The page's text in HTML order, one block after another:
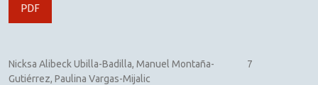
PDF
Nicksa Alibeck Ubilla-Badilla, Manuel Montaña-
Gutiérrez, Paulina Vargas-Mijalic
7